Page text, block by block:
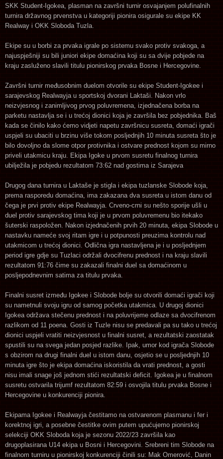
SKK Student-Igokea, plasman na završni turnir osvajanjem polufinalnih
turnira državnog prvenstva u kategoriji pionira osigurale su ekipe KK
Realway i OKK Sloboda Tuzla.
Ekipe su u borbi za prvaka igrale po sistemu svako protiv svakoga, a
najuspješniji su bili juniori ekipe domaćina koji su sa dvije pobjede na
kraju zasluženo slavili titulu pionirskog prvaka Bosne i Hercegovine.
Završni turnir međusobnim duelom otvorile su ekipe Student-Igokee i
sarajevskog Realwayja u sportskoj dvorani Laktaši. Nakon vrlo
neizvjesnog i zanimljivog prvog poluvremena, izjednačena borba na
parketu nastavlja se i u trećoj dionici koja je završila bez pobjednika. Baš
kada se činilo kako ćemo vidjeti napetu završnicu susreta, domaći igrači
uspjeli su ubaciti u brzinu više tokom posljednjih 10 minuta susreta što je
bilo dovoljno da slome otpor protivnika i ostvare prednost kojom su mirno
priveli utakmicu kraju. Ekipa Igoke u prvom susretu finalnog turnira
ubilježila je pobjedu rezultatom 73:62 nad gostima iz Sarajeva
Drugog dana turnira u Laktaše je stigla i ekipa tuzlanske Slobode koja,
prema rasporedu domaćina, ima zakazana dva susreta u istom danu od
čega je prvi protiv ekipe Realwayja. Crveno-crni su nešto sporije ušli u
duel protiv sarajevskog tima koji je u prvom poluvremenu bio itekako
šuterski raspoložen. Nakon izjednačenih prvih 20 minuta, ekipa Slobode u
nastavku nameće svoj ritam igre i u potpunosti preuzima kontrolu nad
utakmicom u trećoj dionici. Odlična igra nastavljena je i u posljednjem
period igre gdje su Tuzlaci održali dvocifrenu prednost i na kraju slavili
rezultatom 91:76 čime su zakazali finalni duel sa domaćinom u
posljepodnevnim satima za titulu prvaka.
Finalni susret između Igokee i Slobode bolje su otvorili domaći igrači koji
su nametnuli svoju igru od samog početka utakmica. U drugoj dionici
Igokea održava stečenu prednost i na poluvrijeme odlaze sa dvocifrenom
razlikom od 11 poena. Gosti iz Tuzle nisu se predavali pa su tako u trećoj
dionici uspjeli vratiti neizvjesnost u finalni susret, a rezultatski zaostatak
spustili su na svega jedan posjed razlike. Ipak, umor kod igrača Slobode
s obzirom na drugi finalni duel u istom danu, osjetio se u posljednjih 10
minuta igre što je ekipa domaćina iskoristila da vrati prednost, a gosti
nisu imali snage još jednom stići rezultatski deficit. Igokea je u finalnom
susretu ostvarila trijumf rezultatom 82:59 i osvojila titulu prvaka Bosne i
Hercegovine u konkurenciji pionira.
Ekipama Igokee i Realwayja čestitamo na ostvarenom plasmanu i fer i
korektnoj igri, a posebne čestitke ovim putem upućujemo pionirskoj
selekciji OKK Sloboda koja je sezonu 2022/23 završila kao
drugoplasirana U14 ekipa u Bosni i Hercegovini. Srebreni tim Slobode na
finalnom turniru u pionirskoj konkurenciji činili su: Mak Omerović, Danin